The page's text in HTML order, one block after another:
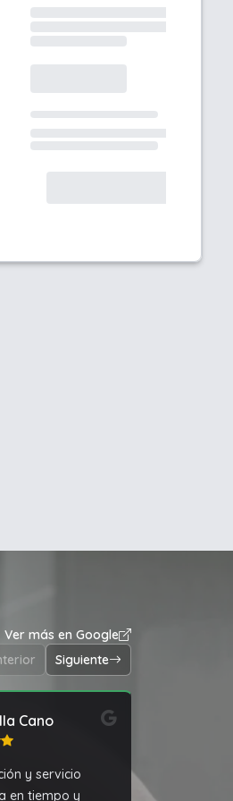
Ver más en Google
Siguiente
Cano
y servicio
en tiempo y